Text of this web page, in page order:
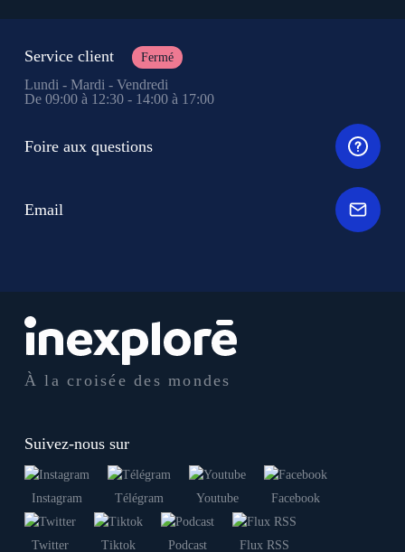
À la croisée des mondes
Suivez-nous sur
Instagram Télégram Youtube Facebook
Twitter Tiktok Podcast Flux RSS
Service client Fermé
Lundi - Mardi - Vendredi
De 09:00 à 12:30 - 14:00 à 17:00
Foire aux questions
Email